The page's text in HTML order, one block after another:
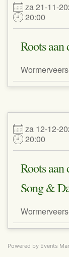
za 21-11-
20:00
Roots
za 12-12-
20:00
Roots
Song &
Powered by Events